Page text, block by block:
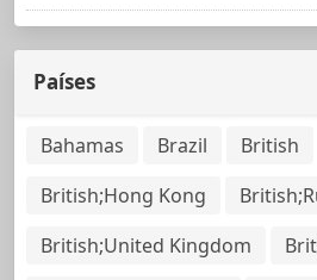
Países
Bahamas Brazil
British
British;Hong Kong
British;United Kingdom